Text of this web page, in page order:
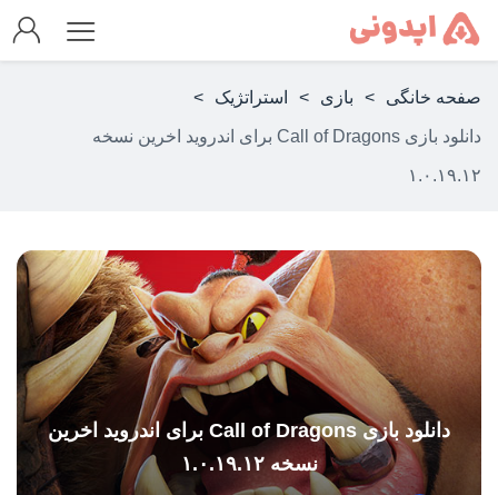
صفحه خانگی > بازی > استراتژیک >
دانلود بازی Call of Dragons برای اندروید اخرین نسخه
۱.۰.۱۹.۱۲
دانلود بازی Call of Dragons برای اندروید اخرین
نسخه ۱.۰.۱۹.۱۲